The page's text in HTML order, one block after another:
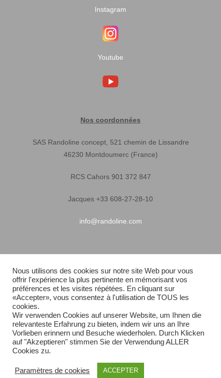
Instagram
Youtube
Nos coordonnées
SAS Randoline concept, 521 chemin de Lissandre
46230 Montdoumerc (France)
RCS Cahors 901 372 847
Jacques +33 608-27-28-10
info@randoline.com
Garantie matériel
Conditions générales de vente
Livraison rapide
Plan du site
Nous utilisons des cookies sur notre site Web pour vous
offrir l'expérience la plus pertinente en mémorisant vos
préférences et les visites répétées. En cliquant sur
«Accepter», vous consentez à l'utilisation de TOUS les
cookies.
Wir verwenden Cookies auf unserer Website, um Ihnen die
relevanteste Erfahrung zu bieten, indem wir uns an Ihre
Vorlieben erinnern und Besuche wiederholen. Durch Klicken
auf "Akzeptieren" stimmen Sie der Verwendung ALLER
Cookies zu.
Paramètres de cookies ACCEPTER